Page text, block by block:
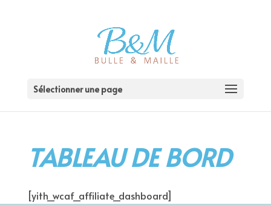
Sélectionner une page
TABLEAU DE BORD
[yith_wcaf_affiliate_dashboard]